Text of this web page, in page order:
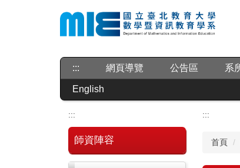
::: 網頁導覽 公告區 系
English
:::
師資陣容
:::
首頁